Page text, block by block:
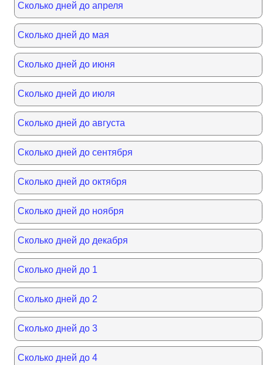
Сколько дней до апреля
Сколько дней до мая
Сколько дней до июня
Сколько дней до июля
Сколько дней до августа
Сколько дней до сентября
Сколько дней до октября
Сколько дней до ноября
Сколько дней до декабря
Сколько дней до 1
Сколько дней до 2
Сколько дней до 3
Сколько дней до 4